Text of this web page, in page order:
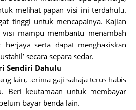
melihat papan visi ini terdahulu.
tinggi untuk mencapainya. Kajian
visi mampu membantu menambah
serta dapat menghakiskan
secara separa sedar.
Sendiri Dahulu
lain, terima gaji sahaja terus habis
Beri keutamaan untuk membayar
bayar benda lain.